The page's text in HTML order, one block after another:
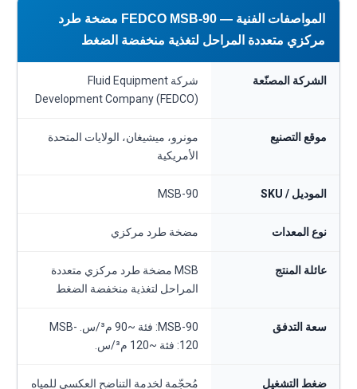
المواصفات الفنية — FEDCO MSB-90 مضخة طرد
مركزي متعددة المراحل لتغذية منخفضة الضغط
الشركة المصنّعة
شركة Fluid Equipment
Development Company (FEDCO)
موقع التصنيع
مونرو، ميشيغان، الولايات المتحدة
الأمريكية
الموديل / SKU MSB-90
نوع المعدات مضخة طرد مركزي
عائلة المنتج
MSB مضخة طرد مركزي متعددة
المراحل لتغذية منخفضة الضغط
سعة التدفق
MSB-90: فئة ~90 م³/س. MSB-
120: فئة ~120 م³/س.
ضغط التشغيل
مُحجّمة لخدمة التناضح العكسي للمياه